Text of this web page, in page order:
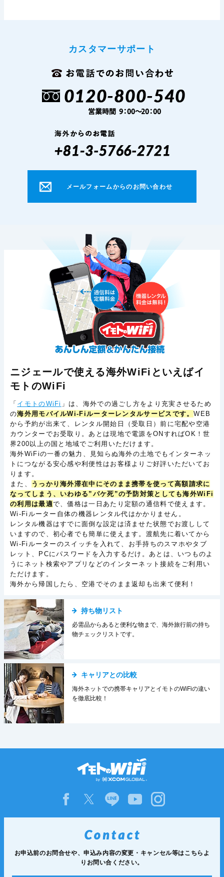
カスタマーサポート
メールフォームからのお問い合わせ
ニジェールで使える海外WiFiといえばイ
モトのWiFi
「 イモトのWiFi 」は、海外での過ごし方をより充実させるため
の海外用モバイルWi-Fiルーターレンタルサービスです。WEB
から予約が出来て、レンタル開始日（受取日）前に宅配や空港
カウンターでお受取り。あとは現地で電源をONすればOK！世
界200以上の国と地域でご利用いただけます。
海外WiFiの一番の魅力、見知らぬ海外の土地でもインターネッ
トにつながる安心感や利便性はお客様よりご好評いただいてお
ります。
また、
うっかり海外滞在中にそのまま携帯を使って高額請求に
なってしまう、いわゆる”パケ死”の予防対策としても海外WiFi
の利用は最適で、価格は一日あたり定額の通信料で使えます。
Wi-Fiルーター自体の機器レンタル代はかかりません。
レンタル機器はすでに面倒な設定は済ませた状態でお渡しして
いますので、初心者でも簡単に使えます。渡航先に着いてから
Wi-Fiルーターのスイッチを入れて、お手持ちのスマホやタブ
レット、PCにパスワードを入力するだけ。あとは、いつものよ
うにネット検索やアプリなどのインターネット接続をご利用い
ただけます。
海外から帰国したら、空港でそのまま返却も出来て便利！
持ち物リスト
必需品からあると便利な物まで、海外旅行前の持ち
物チェックリストです。
キャリアとの比較
海外ネットでの携帯キャリアとイモトのWiFiの違い
を徹底比較！
お申込前のお問合せや、申込み内容の変更・ キャンセル等はこちらよ
りお問い合ください。